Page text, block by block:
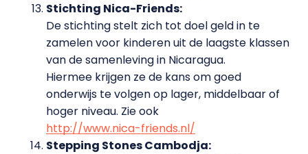
Stichting Nica-Friends:
De stichting stelt zich tot doel geld in te
zamelen voor kinderen uit de laagste klassen
van de samenleving in Nicaragua.
Hiermee krijgen ze de kans om goed
onderwijs te volgen op lager, middelbaar of
hoger niveau. Zie ook
http://www.nica-friends.nl/
Stepping Stones Cambodja: